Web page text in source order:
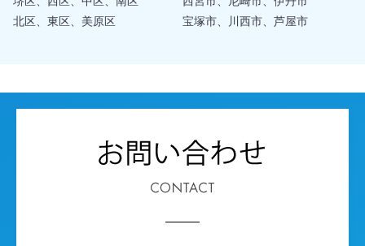
北区、東区、美原区
宝塚市、川西市、芦屋市